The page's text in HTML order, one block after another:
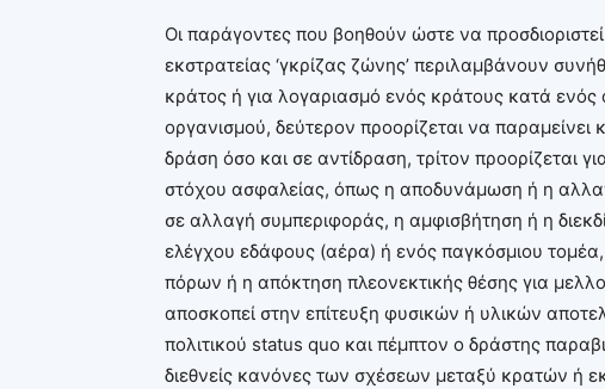
Οι παράγοντες που βοηθούν ώστε να
εκστρατείας ‘γκρίζας ζώνης’ περιλαμβάνουν
κράτος ή για λογαριασμό ενός κράτους κατά
οργανισμού, δεύτερον προορίζεται να
δράση όσο και σε αντίδραση, τρίτον προορίζεται
στόχου ασφαλείας, όπως η αποδυνάμωση ή η
σε αλλαγή συμπεριφοράς, η αμφισβήτηση ή η
ελέγχου εδάφους (αέρα) ή ενός παγκόσμιου
πόρων ή η απόκτηση πλεονεκτικής θέσης για
αποσκοπεί στην επίτευξη φυσικών ή υλικών
πολιτικού status quo και πέμπτον ο δράστης
διεθνείς κανόνες των σχέσεων μεταξύ κρατών ή